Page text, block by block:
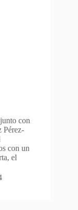
con
Pérez-
con un
el